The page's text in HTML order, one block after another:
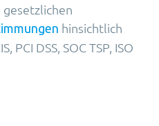
hinsichtlich
PCI DSS, SOC TSP, ISO